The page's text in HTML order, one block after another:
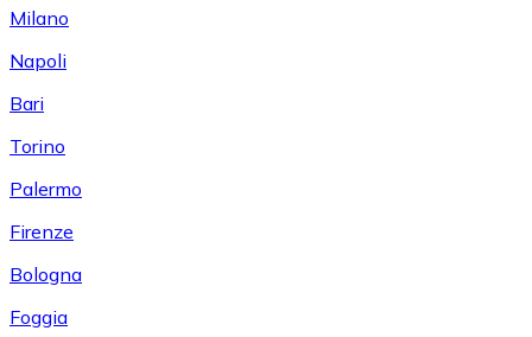
Milano
Napoli
Bari
Torino
Palermo
Firenze
Bologna
Foggia